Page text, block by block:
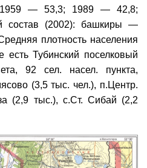
— 53,3; 1989 — 42,8;
состав (2002): башкиры —
плотность населения
Тубинский поселковый
92 сел. насел. пункта,
(3,5 тыс. чел.), п.Центр.
(2,9 тыс.), с.Ст. Сибай (2,2